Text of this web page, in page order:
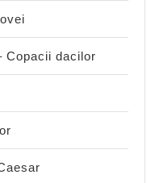
Copacii dacilor